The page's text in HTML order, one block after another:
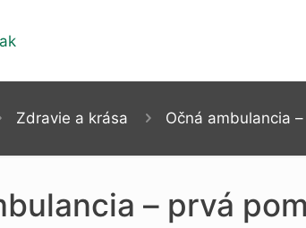
Zdravie a krása Očná ambulancia
– prvá